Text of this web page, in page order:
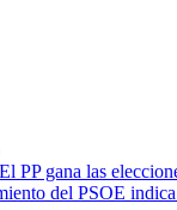
PP gana las
del PSOE